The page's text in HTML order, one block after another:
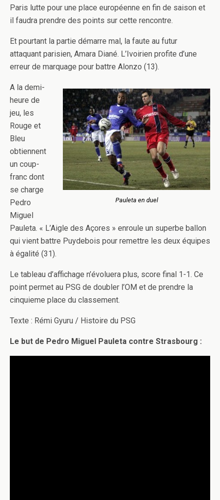
Paris lutte pour une place européenne en fin de saison et
il faudra prendre des points sur cette rencontre.
Et pourtant la partie démarre mal, la faute au futur
attaquant parisien, Amara Diané. L’Ivoirien profite d’une
erreur de marquage pour battre Alonzo (13).
Pauleta en duel
A la demi-
heure de
jeu, les
Rouge et
Bleu
obtiennent
un coup-
franc dont
se charge
Pedro
Miguel
Pauleta. « L’Aigle des Açores » enroule un superbe ballon
qui vient battre Puydebois pour remettre les deux équipes
à égalité (31).
Le tableau d’affichage n’évoluera plus, score final 1-1. Ce
point permet au PSG de doubler l’OM et de prendre la
cinquieme place du classement.
Texte : Rémi Gyuru / Histoire du PSG
Le but de Pedro Miguel Pauleta contre Strasbourg :